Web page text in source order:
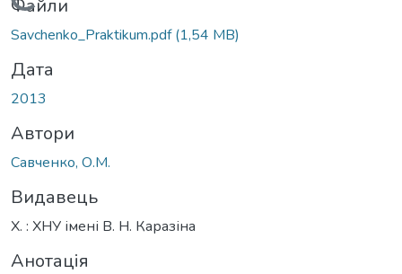
Вантажиться...
Файли
Savchenko_Praktikum.pdf(1,54 MB)
Дата
2013
Автори
Савченко, О.М.
Видавець
Х. : ХНУ імені В. Н. Каразіна
Анотація